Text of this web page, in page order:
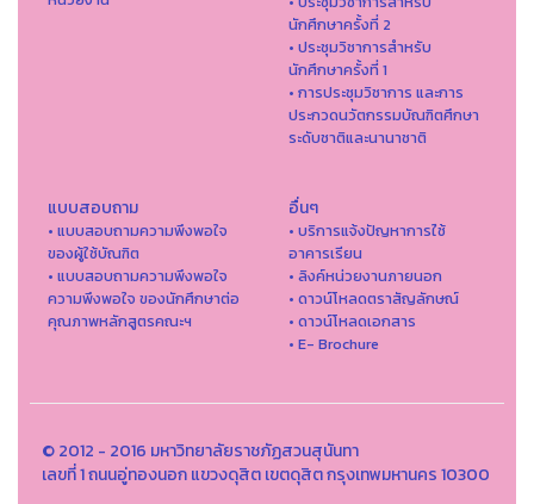
นักศึกษาครั้งที่ 2
• ประชุมวิชาการสำหรับ
นักศึกษาครั้งที่ 1
• การประชุมวิชาการ และการ
ประกวดนวัตกรรมบัณฑิตศึกษา
ระดับชาติและนานาชาติ
แบบสอบถาม
• แบบสอบถามความพึงพอใจ
ของผู้ใช้บัณฑิต
• แบบสอบถามความพึงพอใจ
ความพึงพอใจ ของนักศึกษาต่อ
คุณภาพหลักสูตรคณะฯ
อื่นๆ
• บริการแจ้งปัญหาการใ่ช้
อาคารเรียน
• ลิงค์หน่วยงานภายนอก
• ดาวน์โหลดตราสัญลักษณ์
• ดาวน์โหลดเอกสาร
• E- Brochure
© 2012 - 2016 มหาวิทยาลัยราชภัฏสวนสุนันทา
เลขที่ 1 ถนนอู่ทองนอก แขวงดุสิต เขตดุสิต กรุงเทพมหานคร 10300